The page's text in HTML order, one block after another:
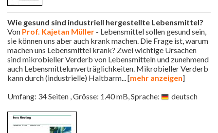
Wie gesund sind industriell hergestellte Lebensmittel?
Von Prof. Kajetan Müller - Lebensmittel sollen gesund sein,
sie können uns aber auch krank machen. Die Frage ist, warum
machen uns Lebensmittel krank? Zwei wichtige Ursachen
sind mikrobieller Verderb von Lebensmitteln und zunehmend
auch Lebensmittelunverträglichkeiten. Mikrobieller Verderb
kann durch (industrielle) Haltbarm... [mehr anzeigen]
Umfang: 34 Seiten , Grösse: 1.40 mB, Sprache:
deutsch